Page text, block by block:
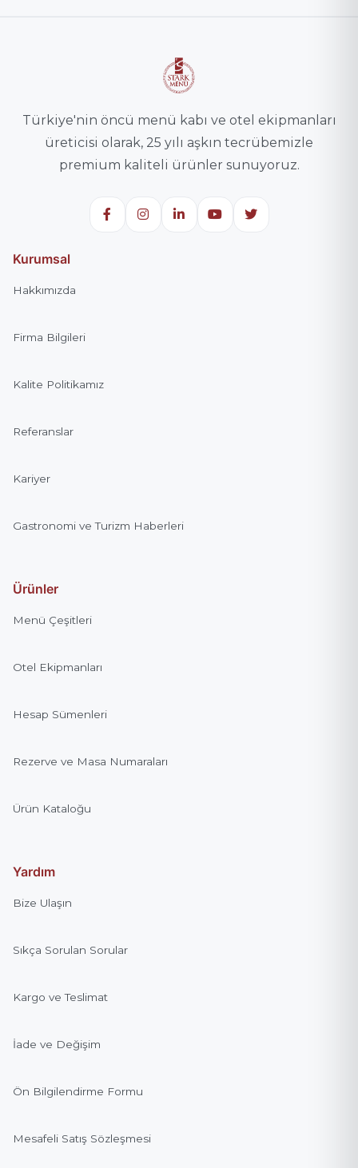
TELEFON*
Türkiye'nin öncü menü kabı ve otel ekipmanları
üreticisi olarak, 25 yılı aşkın tecrübemizle
premium kaliteli ürünler sunuyoruz.
Kurumsal
Hakkımızda
Firma Bilgileri
Kalite Politikamız
Referanslar
Kariyer
Gastronomi ve Turizm Haberleri
Ürünler
Menü Çeşitleri
Otel Ekipmanları
Hesap Sümenleri
Rezerve ve Masa Numaraları
Ürün Kataloğu
Yardım
Bize Ulaşın
Sıkça Sorulan Sorular
Kargo ve Teslimat
İade ve Değişim
Ön Bilgilendirme Formu
Mesafeli Satış Sözleşmesi